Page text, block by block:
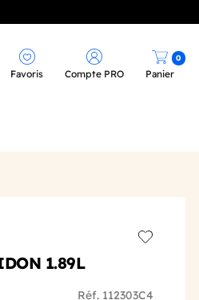
Favoris Compte PRO Panier
0
1.89L
Réf. 112303C4